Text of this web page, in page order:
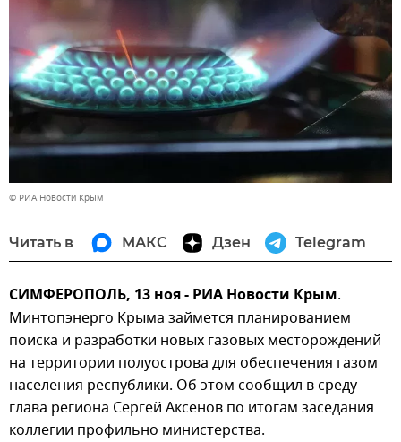
© РИА Новости Крым
Читать в МАКС Дзен Telegram
СИМФЕРОПОЛЬ, 13 ноя - РИА Новости Крым.
Минтопэнерго Крыма займется планированием
поиска и разработки новых газовых месторождений
на территории полуострова для обеспечения газом
населения республики. Об этом сообщил в среду
глава региона Сергей Аксенов по итогам заседания
коллегии профильно министерства.